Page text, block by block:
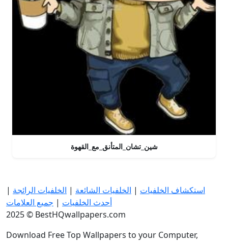
شين_تشان_المتأنق_مع_القهوة
استكشاف الخلفيات | الخلفيات الشائعة | الخلفيات الرائجة |
أحدث الخلفيات | جميع العلامات
2025 © BestHQwallpapers.com
Download Free Top Wallpapers to your Computer,